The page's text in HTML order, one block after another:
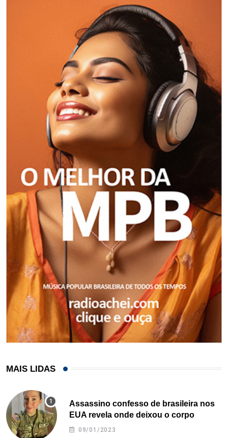
MAIS LIDAS
Assassino confesso de brasileira nos
EUA revela onde deixou o corpo
09/01/2023